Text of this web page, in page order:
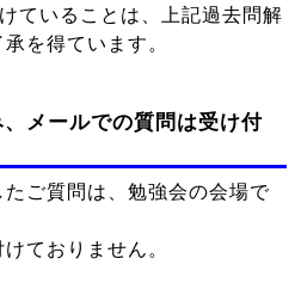
ていることは、上記過去問解
を得ています。
メールでの質問は受け付
ご質問は、勉強会の会場で
ておりません。